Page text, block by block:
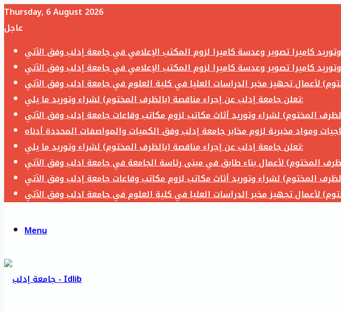
Thursday, 6 August 2026
عاجل
تعلن جامعة إدلب عن إجراء مناقصة (بالظرف المختوم) لشراء وتوريد ما يلي:
تعلن جامعة إدلب عن إجراء مناقصة (بالظرف المختوم) لشراء وتوريد ما يلي:
Menu